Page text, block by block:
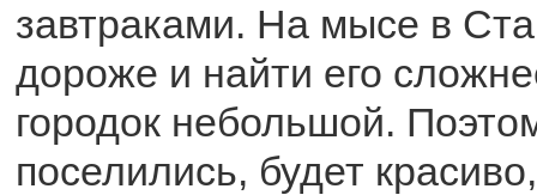
завтраками. На мысе в
дороже и найти его
городок небольшой.
поселились, будет